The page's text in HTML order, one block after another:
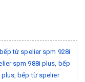
bếp từ spelier spm 928i
spm 988i plus bếp
plus ,bếp từ spelier